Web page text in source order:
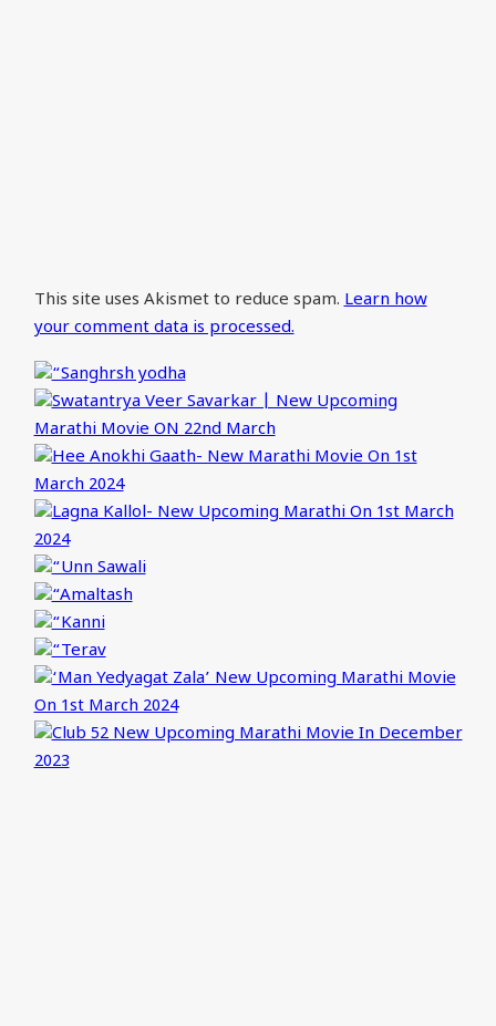
This site uses Akismet to reduce spam.Learn how
your comment data is processed.